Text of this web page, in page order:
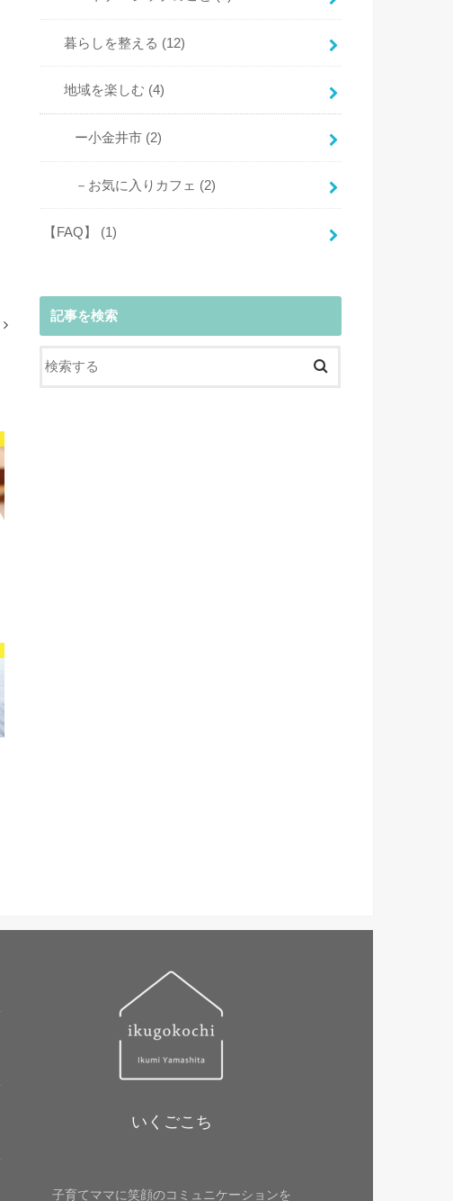
暮らしを整える (12)
地域を楽しむ (4)
ー小金井市 (2)
－お気に入りカフェ (2)
【FAQ】 (1)
記事を検索
いくごこち
子育てママに笑顔のコミュニケーションを